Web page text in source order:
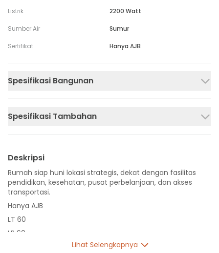
Listrik 2200 Watt
Sumber Air Sumur
Sertifikat Hanya AJB
Spesifikasi Bangunan
Spesifikasi Tambahan
Deskripsi
Rumah siap huni lokasi strategis, dekat dengan fasilitas
pendidikan, kesehatan, pusat perbelanjaan, dan akses
transportasi.
Hanya AJB
LT 60
LB 60
Lihat Selengkapnya